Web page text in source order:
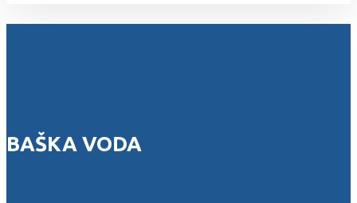
BAŠKA VODA